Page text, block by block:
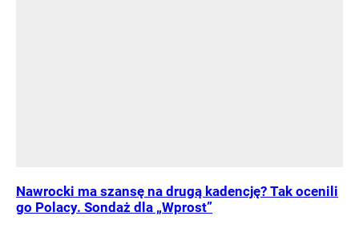
Nawrocki ma szansę na drugą kadencję? Tak ocenili
go Polacy. Sondaż dla „Wprost”